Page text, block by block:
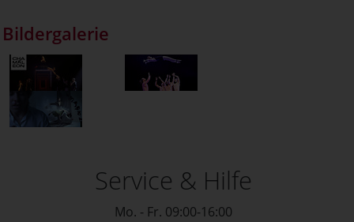
Bildergalerie
Service & Hilfe
Mo. - Fr. 09:00-16:00